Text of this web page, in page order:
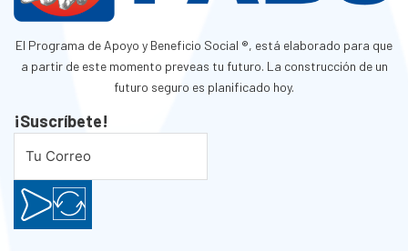
El Programa de Apoyo y Beneficio Social ®, está elaborado para que
a partir de este momento preveas tu futuro. La construcción de un
futuro seguro es planificado hoy.
¡Suscríbete!